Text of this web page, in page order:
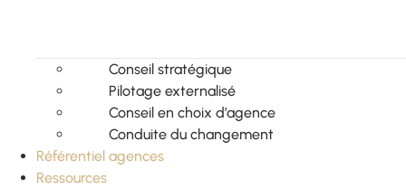
Conseil stratégique
Pilotage externalisé
Conseil en choix d’agence
Conduite du changement
Référentiel agences
Ressources